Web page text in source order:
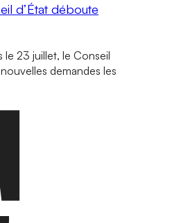
d’État déboute
le 23 juillet, le Conseil
demandes les